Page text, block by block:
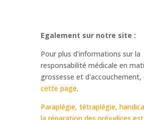
Egalement sur notre site :
Pour plus d'informations sur la
responsabilité médicale en
grossesse et d'accouchement,
cette page.
Paraplégie, tétraplégie,